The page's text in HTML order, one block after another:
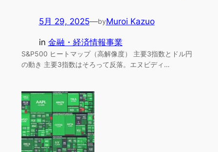
5月 29, 2025—byMuroi Kazuo
in 金融・経済情報事業
S&P500 ヒートマップ（高解像度） 主要3指数とドル円
の動き 主要3指数はそろって反落。エヌビディ…